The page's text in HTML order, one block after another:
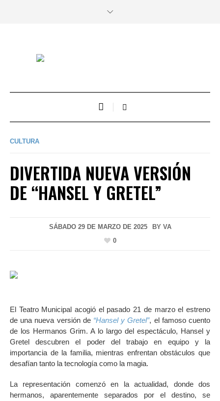
CULTURA
DIVERTIDA NUEVA VERSIÓN
DE “HANSEL Y GRETEL”
SÁBADO 29 DE MARZO DE 2025 BY VA
0
El Teatro Municipal acogió el pasado 21 de marzo el estreno
de una nueva versión de “Hansel y Gretel”, el famoso cuento
de los Hermanos Grim. A lo largo del espectáculo, Hansel y
Gretel descubren el poder del trabajo en equipo y la
importancia de la familia, mientras enfrentan obstáculos que
desafían tanto la tecnología como la magia.
La representación comenzó en la actualidad, donde dos
hermanos, aparentemente separados por el destino, se